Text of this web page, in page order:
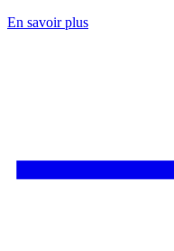
En savoir plus